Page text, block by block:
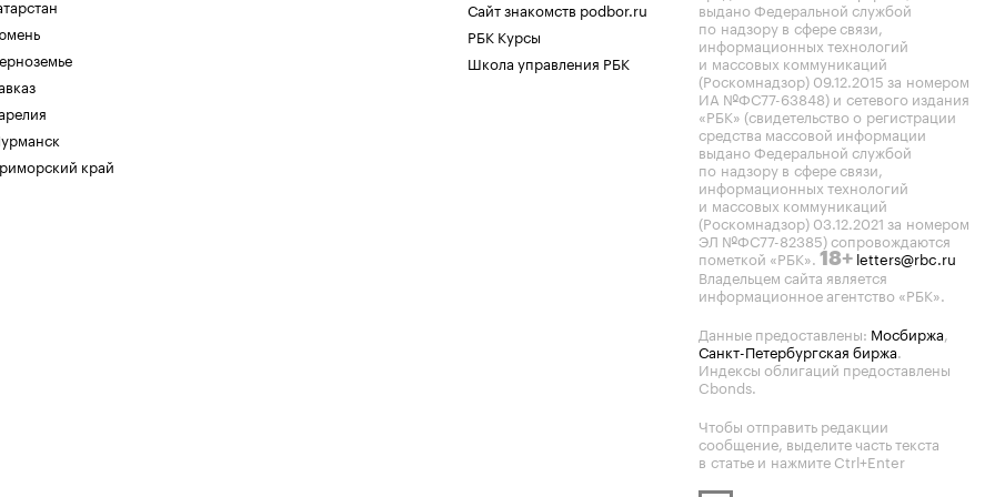
край
Сайт знакомств podbor.ru
РБК Курсы
Школа управления РБК
выдано Федеральной службой
по надзору в сфере связи,
информационных технологий
и массовых коммуникаций
(Роскомнадзор) 09.12.2015 за номером
ИА №ФС77-63848) и сетевого издания
«РБК» (свидетельство о регистрации
средства массовой информации
выдано Федеральной службой
по надзору в сфере связи,
информационных технологий
и массовых коммуникаций
(Роскомнадзор) 03.12.2021 за номером
ЭЛ №ФС77-82385) сопровождаются
пометкой «РБК». 18+ letters@rbc.ru
Владельцем сайта является
информационное агентство «РБК».
Данные предоставлены: Мосбиржа,
Санкт-Петербургская биржа.
Индексы облигаций предоставлены
Cbonds.
Чтобы отправить редакции
сообщение, выделите часть текста
в статье и нажмите Ctrl+Enter